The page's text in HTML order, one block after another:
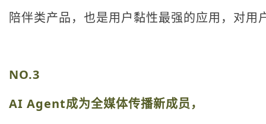
陪伴类产品，也是用户黏性最强的应用，对
NO.3
AI Agent成为全媒体传播新成员，